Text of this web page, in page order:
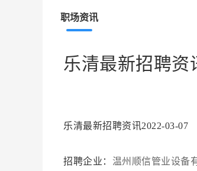
职场资讯
乐清最新招聘资
乐清最新招聘资讯2022-03-07
招聘企业： 温州顺信管业设备